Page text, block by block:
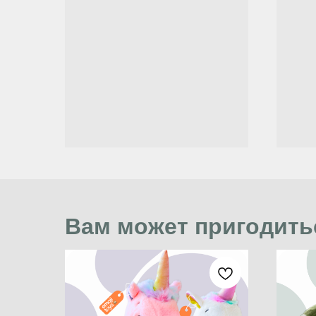
Вам может